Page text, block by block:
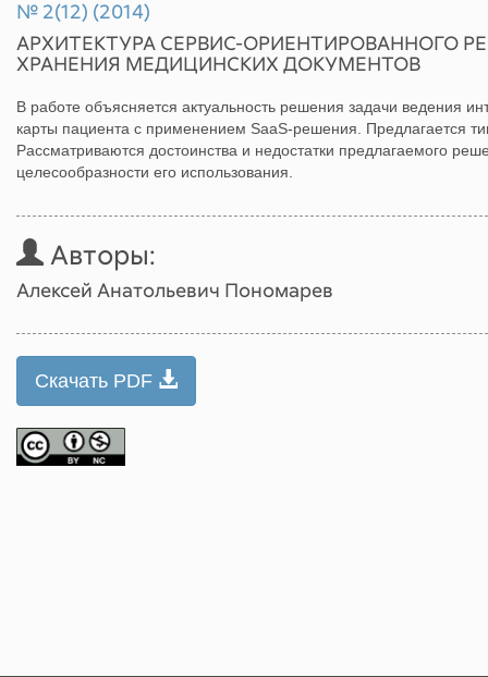
№ 2(12) (2014)
АРХИТЕКТУРА СЕРВИС-ОРИЕНТИРОВАННОГО
ХРАНЕНИЯ МЕДИЦИНСКИХ ДОКУМЕНТОВ
В работе объясняется актуальность решения задачи ведения
карты пациента с применением SaaS-решения. Предлагается
Рассматриваются достоинства и недостатки предлагаемого
целесообразности его использования.
Авторы:
Алексей Анатольевич Пономарев
Скачать PDF